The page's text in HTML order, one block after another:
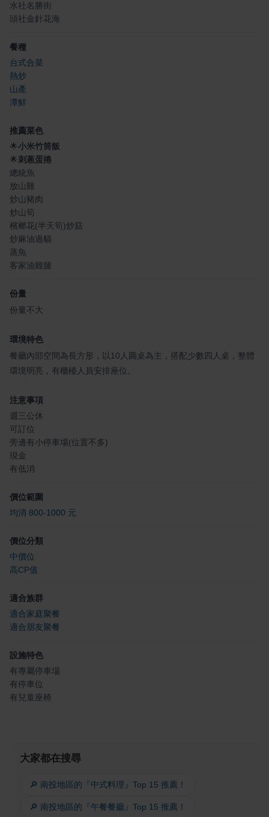
水社名勝街
頭社金針花海
餐種
台式合菜
熱炒
山產
潭鮮
推薦菜色
🌟小米竹筒飯
🌟刺蔥蛋捲
總統魚
放山雞
炒山豬肉
炒山筍
檳榔花(半天筍)炒菇
炒麻油過貓
蒸魚
客家油雞腿
份量
份量不大
環境特色
餐廳內部空間為長方形，以10人圓桌為主，搭配少數四人桌，整體
環境明亮，有櫃檯人員安排座位。
注意事項
週三公休
可訂位
旁邊有小停車場(位置不多)
現金
有低消
價位範圍
均消 800-1000 元
價位分類
中價位
高CP值
適合族群
適合家庭聚餐
適合朋友聚餐
設施特色
有專屬停車場
有停車位
有兒童座椅
大家都在搜尋
🔎 南投地區的『中式料理』Top 15 推薦！
🔎 南投地區的『午餐餐廳』Top 15 推薦！